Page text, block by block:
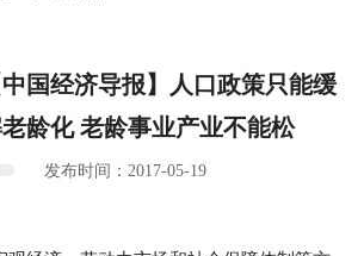
中国经济导报】人口政策只能缓
龄化 老龄事业产业不能松
发布时间：2017-05-19